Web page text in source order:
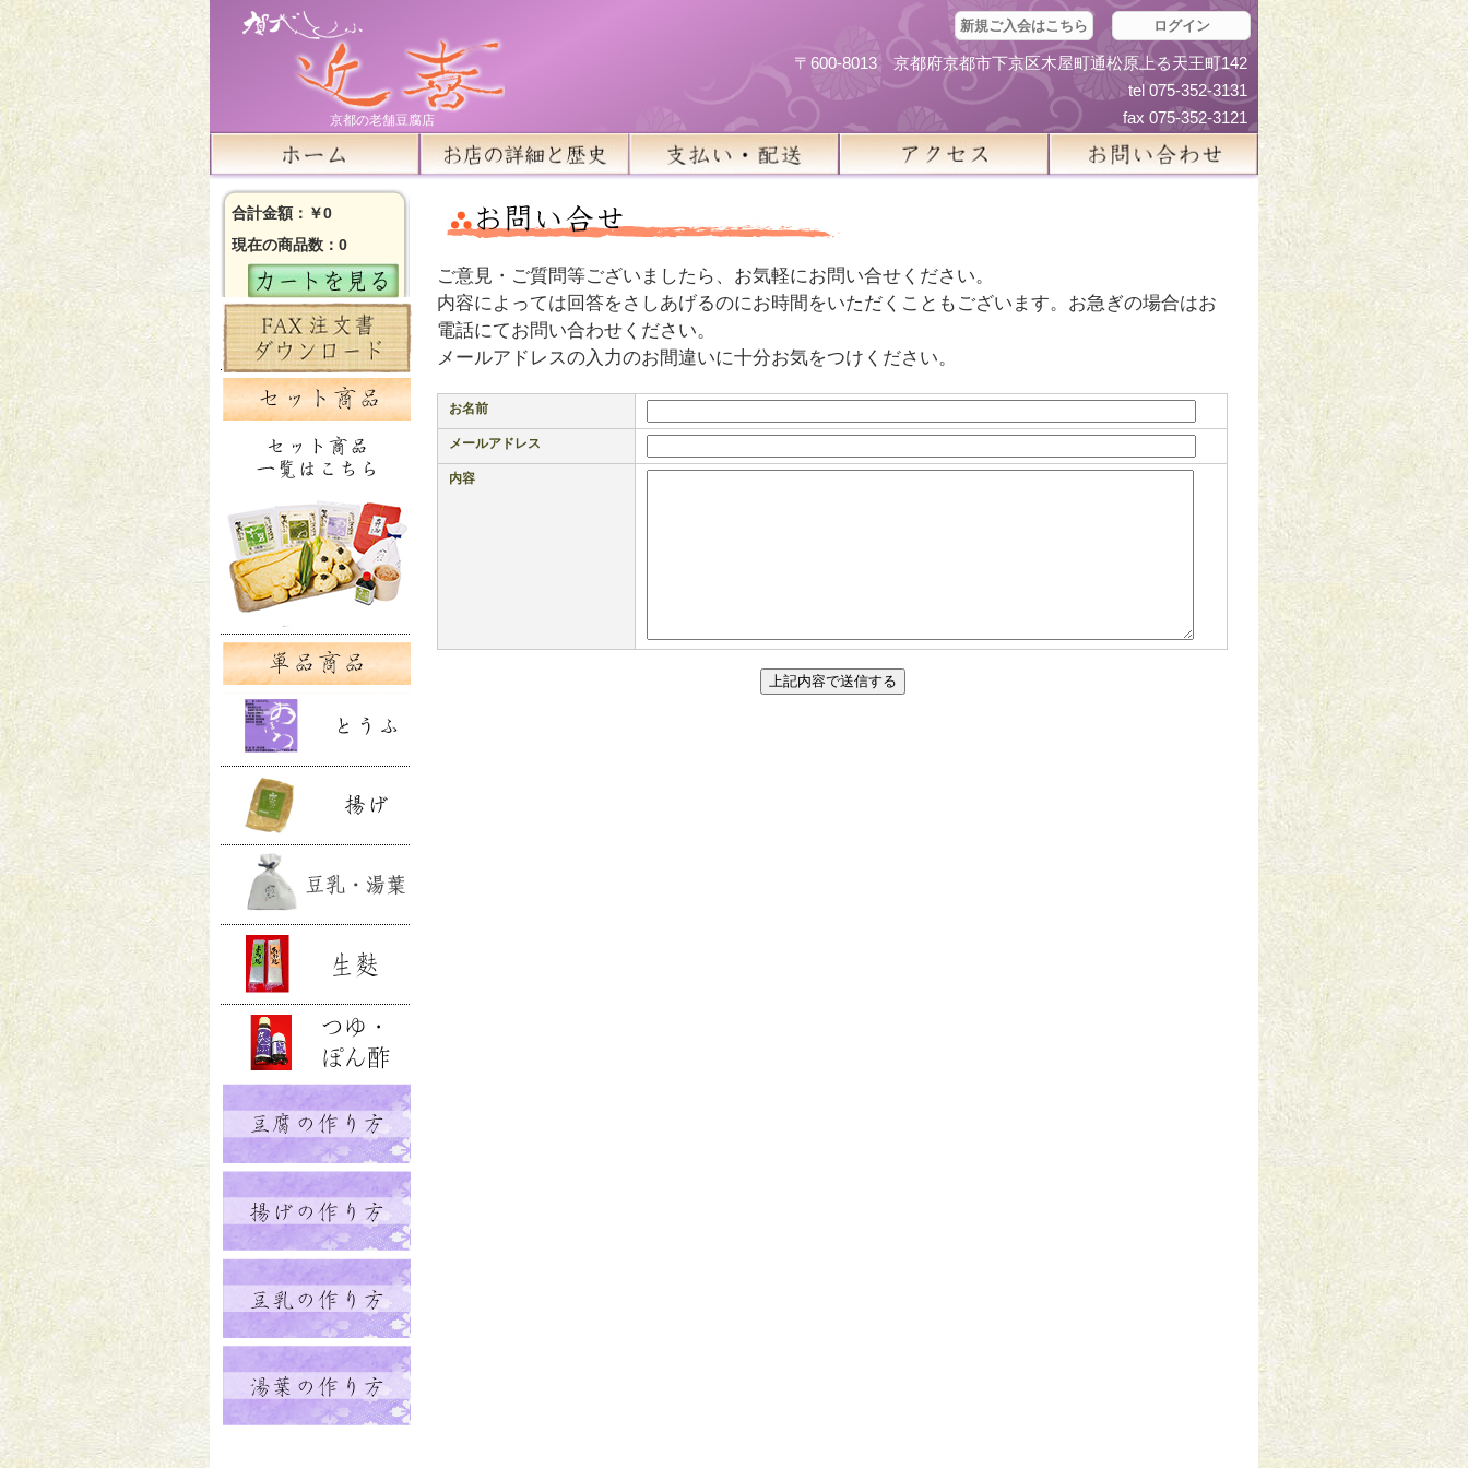
京都の老舗豆腐店
新規ご入会はこちら ログイン
〒600-8013 京都府京都市下京区木屋町通松原上る天王町142
tel 075-352-3131
fax 075-352-3121
ご意見・ご質問等ございましたら、お気軽にお問い合せください。
内容によっては回答をさしあげるのにお時間をいただくこともございます。お急ぎの場合はお
電話にてお問い合わせください。
メールアドレスの入力のお間違いに十分お気をつけください。
お名前
メールアドレス
内容
合計金額：￥0
現在の商品数：0